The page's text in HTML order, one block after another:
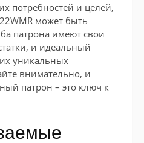
потребностей и целей,
может быть
патрона имеют свои
и идеальный
уникальных
внимательно, и
патрон – это ключ к